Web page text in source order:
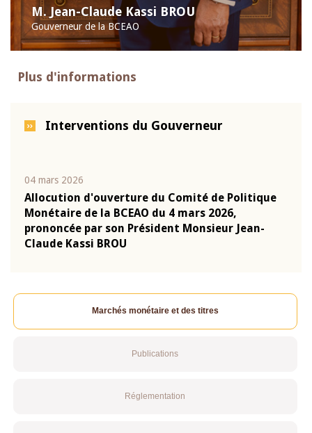
M. Jean-Claude Kassi BROU
Gouverneur de la BCEAO
Plus d'informations
Interventions du Gouverneur
04 mars 2026
Allocution d'ouverture du Comité de Politique
Monétaire de la BCEAO du 4 mars 2026,
prononcée par son Président Monsieur Jean-
Claude Kassi BROU
Marchés monétaire et des titres
Publications
Réglementation